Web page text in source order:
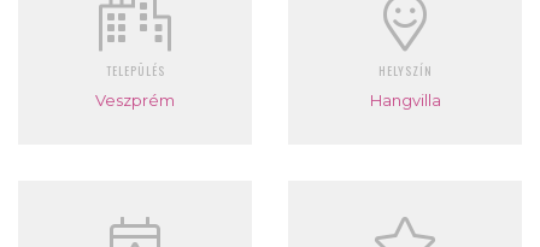
TELEPÜLÉS
Veszprém
HELYSZÍN
Hangvilla